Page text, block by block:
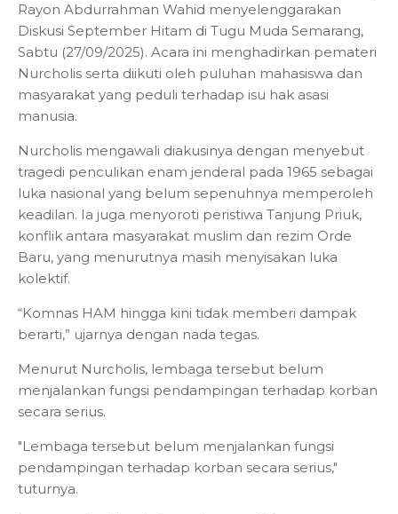
Rayon Abdurrahman Wahid menyelenggarakan
Diskusi September Hitam di Tugu Muda Semarang,
Sabtu (27/09/2025). Acara ini menghadirkan pemateri
Nurcholis serta diikuti oleh puluhan mahasiswa dan
masyarakat yang peduli terhadap isu hak asasi
manusia.
Nurcholis mengawali diakusinya dengan menyebut
tragedi penculikan enam jenderal pada 1965 sebagai
luka nasional yang belum sepenuhnya memperoleh
keadilan. Ia juga menyoroti peristiwa Tanjung Priuk,
konflik antara masyarakat muslim dan rezim Orde
Baru, yang menurutnya masih menyisakan luka
kolektif.
“Komnas HAM hingga kini tidak memberi dampak
berarti,” ujarnya dengan nada tegas.
Menurut Nurcholis, lembaga tersebut belum
menjalankan fungsi pendampingan terhadap korban
secara serius.
"Lembaga tersebut belum menjalankan fungsi
pendampingan terhadap korban secara serius,"
tuturnya.